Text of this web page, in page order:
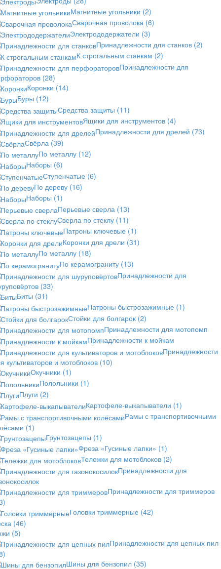
Магнитные угольники (2)
Сварочная проволока (6)
Электрододержатели (3)
Принадлежности для станков (2)
К строгальным станкам (2)
Принадлежности для
(28)
Коронки (14)
Буры (12)
Средства защиты (11)
Ящики для инструментов (4)
Принадлежности для дрелей (73)
Свёрла (39)
По металлу (12)
Наборы (6)
Ступенчатые (6)
По дереву (16)
Наборы (1)
Перьевые сверла (13)
Сверла по стеклу (11)
Патроны ключевые (1)
Коронки для дрели (31)
По металлу (18)
По керамограниту (13)
Принадлежности для
(33)
Биты (31)
Патроны быстрозажимные (1)
Стойки для болгарок (2)
Принадлежности для мотопомп
Принадлежности к мойкам
Принадлежности
культиваторов и мотоблоков (10)
Окучники (1)
Полольники (1)
Плуги (2)
Картофеле-выкапыватели (1)
Рамы с транспортивочными
(1)
Грунтозацепы (1)
Фреза «Гусиные лапки» (1)
Тележки для мотоблоков (2)
Принадлежности для
Принадлежности для триммеров
Головки триммерные (42)
(46)
(5)
Принадлежности для цепных пил
Шины для бензопил (35)